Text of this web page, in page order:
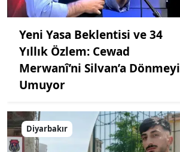
Yeni Yasa Beklentisi ve 34
Yıllık Özlem: Cewad
Merwanî’ni Silvan’a Dönmeyi
Umuyor
Diyarbakır